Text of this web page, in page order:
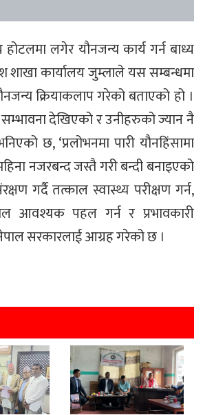
लगेर यौनजन्य कार्य गर्न बाध्य
कार्यालय जुम्लाले यस सम्बन्धमा
क्रियाकलाप गरेको बताएको हो ।
देखिएको र उनीहरुको ज्यान नै
छ, ‘प्रलोभनमा पारी यौनहिंसामा
नजरबन्द जस्तै गरी बन्दी बनाइएको
गर्दै तत्काल स्वास्थ्य परीक्षण गर्न,
आवश्यक पहल गर्न र प्रभावकारी
सरकारलाई आग्रह गरेको छ ।